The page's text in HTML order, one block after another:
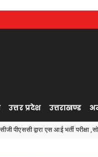
उत्तर प्रदेश उत्तराखण्ड
आई भर्ती परीक्षा ,सोशल मीडिया पर